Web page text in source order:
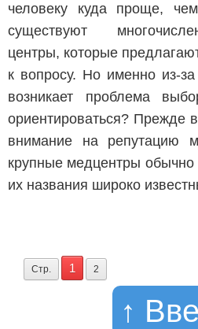
человеку куда проще,
существуют
центры, которые
к вопросу. Но именно из-
возникает проблема
ориентироваться? Прежде
внимание на репутацию
крупные медцентры обычно
их названия широко
Стр. 1 2
↑